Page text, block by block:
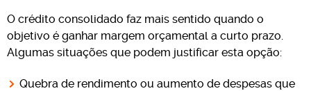
O crédito consolidado faz mais sentido quando o
objetivo é ganhar margem orçamental a curto prazo.
Algumas situações que podem justificar esta opção:
Quebra de rendimento ou aumento de despesas que